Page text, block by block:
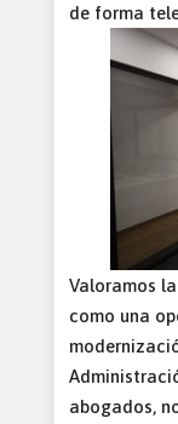
de forma
Valoramos
como una
abogados,